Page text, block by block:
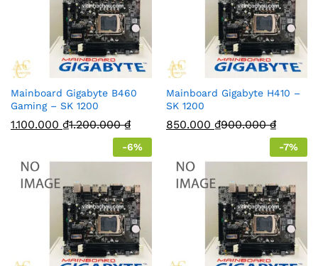
Mainboard Gigabyte B460
Gaming – SK 1200
1.100.000 ₫1.200.000₫
Mainboard Gigabyte H410 –
SK 1200
850.000 ₫900.000₫
-6% -7%